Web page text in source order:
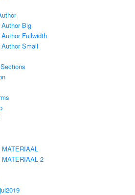
Big
Fullwidth
Small
2